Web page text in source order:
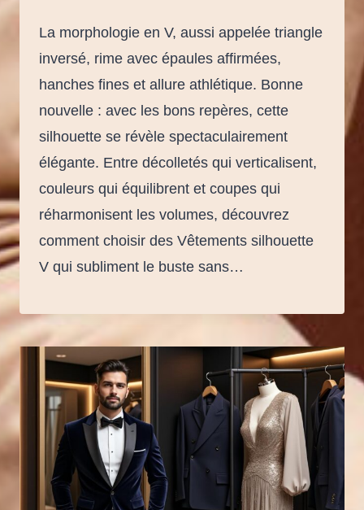
La morphologie en V, aussi appelée triangle
inversé, rime avec épaules affirmées,
hanches fines et allure athlétique. Bonne
nouvelle : avec les bons repères, cette
silhouette se révèle spectaculairement
élégante. Entre décolletés qui verticalisent,
couleurs qui équilibrent et coupes qui
réharmonisent les volumes, découvrez
comment choisir des Vêtements silhouette
V qui subliment le buste sans…